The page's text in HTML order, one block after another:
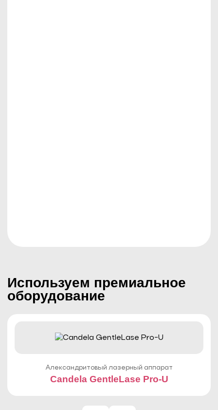
Используем премиальное
оборудование
Александритовый лазерный аппарат
Candela GentleLase Pro-U